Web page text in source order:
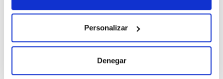
Personalizar
Denegar
Los productos marcados con esta imagen son
listos para una entrega inmediata.